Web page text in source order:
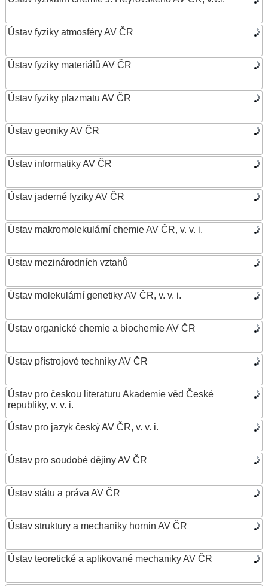
Ústav fyziky atmosféry AV ČR
Ústav fyziky materiálů AV ČR
Ústav fyziky plazmatu AV ČR
Ústav geoniky AV ČR
Ústav informatiky AV ČR
Ústav jaderné fyziky AV ČR
Ústav makromolekulární chemie AV ČR, v. v. i.
Ústav mezinárodních vztahů
Ústav molekulární genetiky AV ČR, v. v. i.
Ústav organické chemie a biochemie AV ČR
Ústav přístrojové techniky AV ČR
Ústav pro českou literaturu Akademie věd České
republiky, v. v. i.
Ústav pro jazyk český AV ČR, v. v. i.
Ústav pro soudobé dějiny AV ČR
Ústav státu a práva AV ČR
Ústav struktury a mechaniky hornin AV ČR
Ústav teoretické a aplikované mechaniky AV ČR